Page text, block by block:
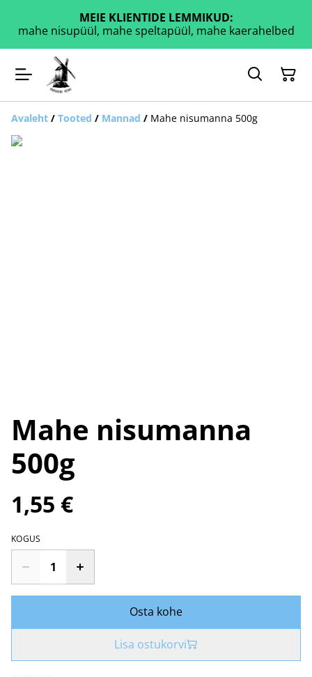
MEIE KLIENTIDE LEMMIKUD:
mahe nisupüül, mahe speltapüül, mahe kaerahelbed
Avaleht / Tooted / Mannad / Mahe nisumanna 500g
Mahe nisumanna
500g
1,55 €
KOGUS
Osta kohe
Lisa ostukorvi